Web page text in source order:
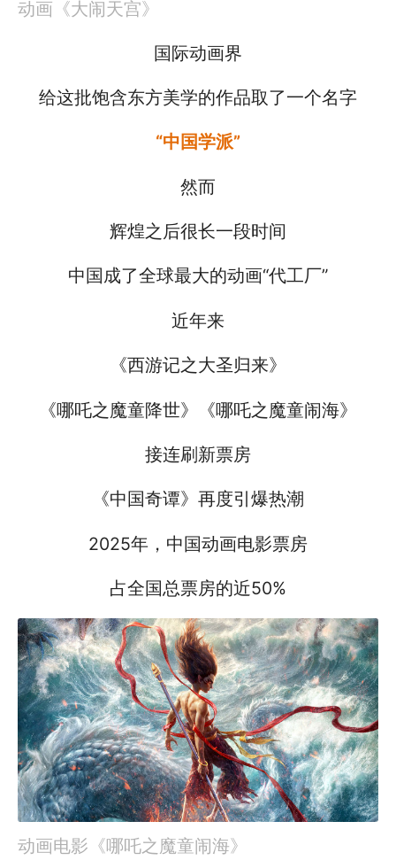
动画《大闹天宫》
国际动画界
给这批饱含东方美学的作品取了一个名字
“中国学派”
然而
辉煌之后很长一段时间
中国成了全球最大的动画“代工厂”
近年来
《西游记之大圣归来》
《哪吒之魔童降世》《哪吒之魔童闹海》
接连刷新票房
《中国奇谭》再度引爆热潮
2025年，中国动画电影票房
占全国总票房的近50%
动画电影《哪吒之魔童闹海》